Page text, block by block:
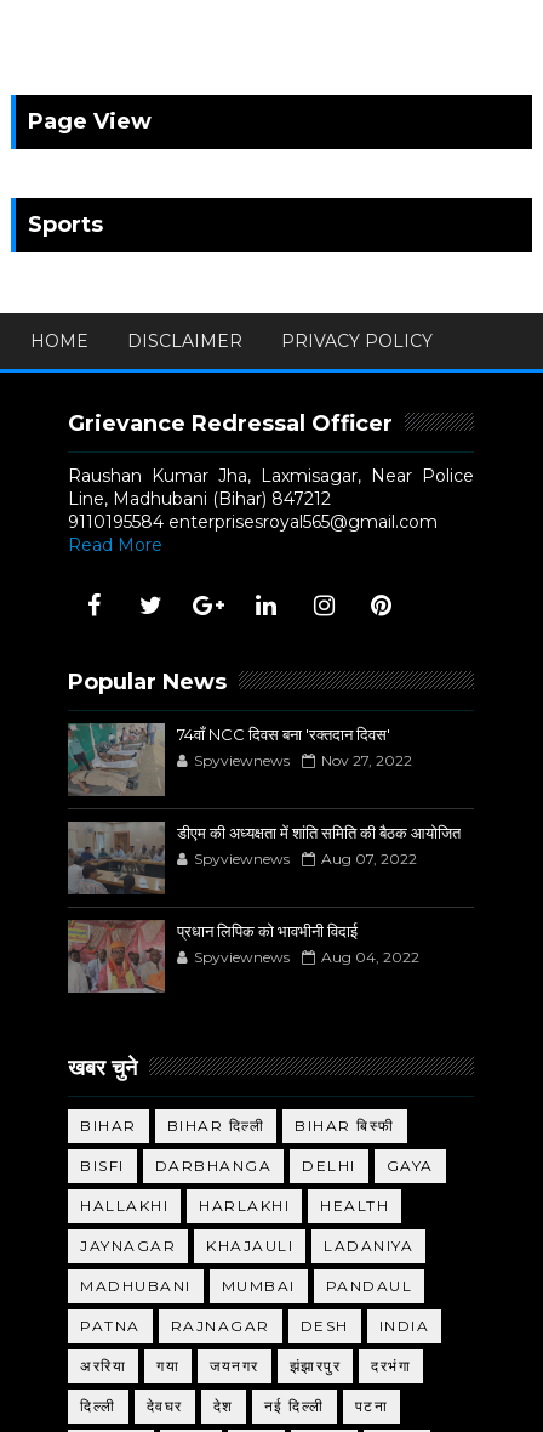
Page View
Sports
HOME DISCLAIMER PRIVACY POLICY
Grievance Redressal Officer
Raushan Kumar Jha, Laxmisagar, Near Police
Line, Madhubani (Bihar) 847212
9110195584 enterprisesroyal565@gmail.com
Read More
Popular News
74वाँ NCC दिवस बना 'रक्तदान दिवस'
Spyviewnews Nov 27, 2022
डीएम की अध्यक्षता में शांति समिति की बैठक आयोजित
Spyviewnews Aug 07, 2022
प्रधान लिपिक को भावभीनी विदाई
Spyviewnews Aug 04, 2022
खबर चुने
BIHAR BIHAR दिल्ली BIHAR बिस्फी
BISFI DARBHANGA DELHI GAYA
HALLAKHI HARLAKHI HEALTH
JAYNAGAR KHAJAULI LADANIYA
MADHUBANI MUMBAI PANDAUL
PATNA RAJNAGAR DESH INDIA
अररिया गया जयनगर झंझारपुर दरभंगा
दिल्ली देवघर देश नई दिल्ली पटना